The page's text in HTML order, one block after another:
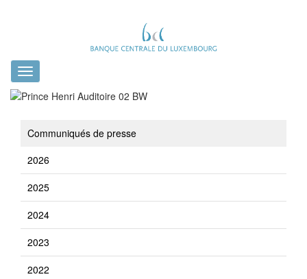
Toggle
navigation
Communiqués de presse
2026
2025
2024
2023
2022